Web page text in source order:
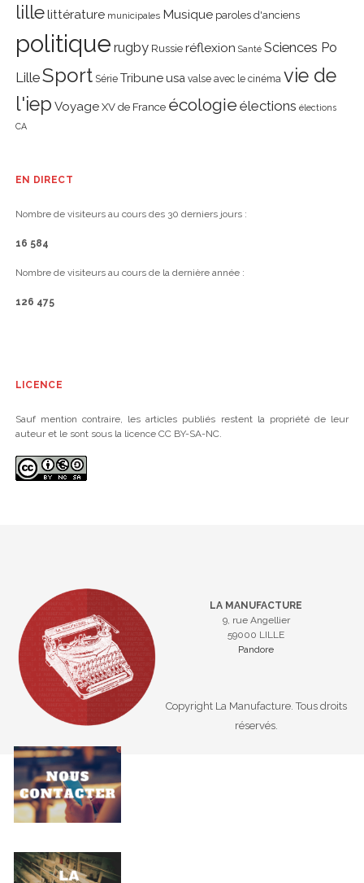
lillelittérature municipales Musique paroles d'anciens
politique rugby Russie réflexion Santé Sciences Po
LilleSport Série Tribune usa valse avec le cinéma vie de
l'iep Voyage XV de France écologie élections élections
CA
EN DIRECT
Nombre de visiteurs au cours des 30 derniers jours :
16 584
Nombre de visiteurs au cours de la dernière année :
126 475
LICENCE
Sauf mention contraire, les articles publiés restent la propriété de leur
auteur et le sont sous la licence CC BY-SA-NC.
LA MANUFACTURE
9, rue Angellier
59000 LILLE
Pandore
Copyright La Manufacture. Tous droits
réservés.